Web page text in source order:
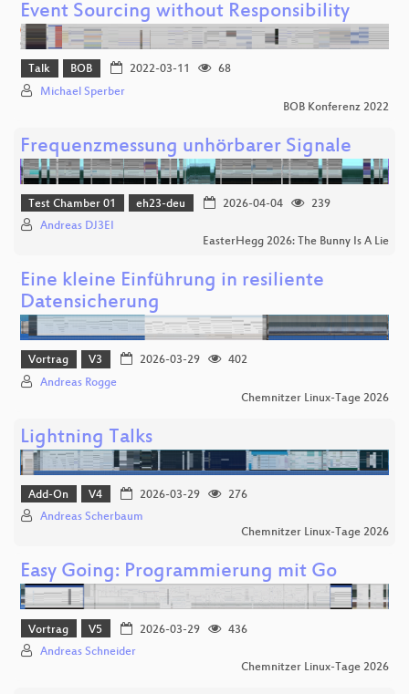
Event Sourcing without Responsibility
Talk BOB 2022-03-11
68
Michael Sperber
BOB Konferenz 2022
Frequenzmessung unhörbarer Signale
Test Chamber 01 eh23-deu 2026-04-04
239
Andreas DJ3EI
EasterHegg 2026: The Bunny Is A Lie
Eine kleine Einführung in resiliente
Datensicherung
Vortrag V3 2026-03-29
402
Andreas Rogge
Chemnitzer Linux-Tage 2026
Lightning Talks
Add-On V4 2026-03-29
276
Andreas Scherbaum
Chemnitzer Linux-Tage 2026
Easy Going: Programmierung mit Go
Vortrag V5 2026-03-29
436
Andreas Schneider
Chemnitzer Linux-Tage 2026